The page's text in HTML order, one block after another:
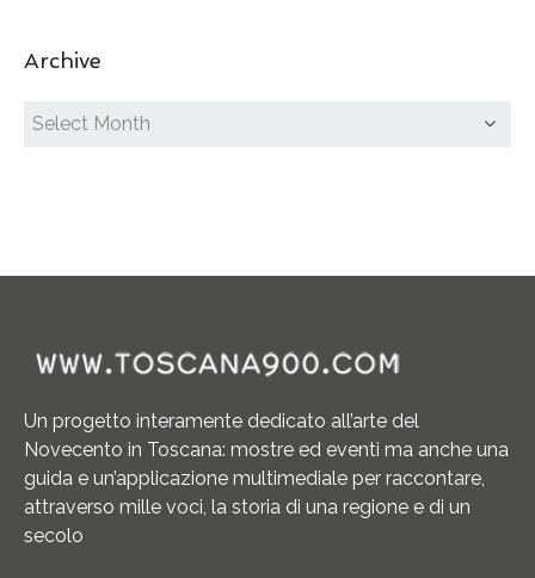
Archive
Un progetto interamente dedicato all’arte del
Novecento in Toscana: mostre ed eventi ma anche una
guida e un’applicazione multimediale per raccontare,
attraverso mille voci, la storia di una regione e di un
secolo